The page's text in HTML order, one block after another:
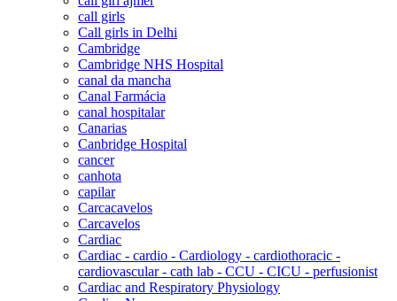
call girls
Call girls in Delhi
Cambridge
Cambridge NHS Hospital
canal da mancha
Canal Farmácia
canal hospitalar
Canarias
Canbridge Hospital
cancer
canhota
capilar
Carcacavelos
Carcavelos
Cardiac
Cardiac - cardio - Cardiology - cardiothoracic -
cardiovascular - cath lab - CCU - CICU - perfusionist
Cardiac and Respiratory Physiology